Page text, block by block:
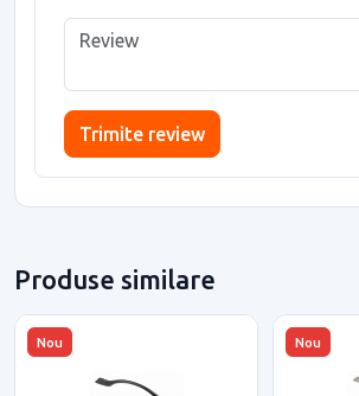
Trimite review
Produse similare
Nou Nou